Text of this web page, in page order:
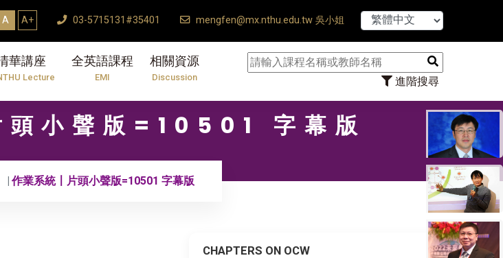
A A+ 03-5715131#35401 mengfen@mx.nthu.edu.tw 吳小姐
華講座
Lecture
全英語課程
EMI
相關資源
Discussion 進階搜尋
【7/31】114學
小聲版=10501 字幕版
作業系統〡片頭小聲版=10501 字幕版
CHAPTERS ON OCW